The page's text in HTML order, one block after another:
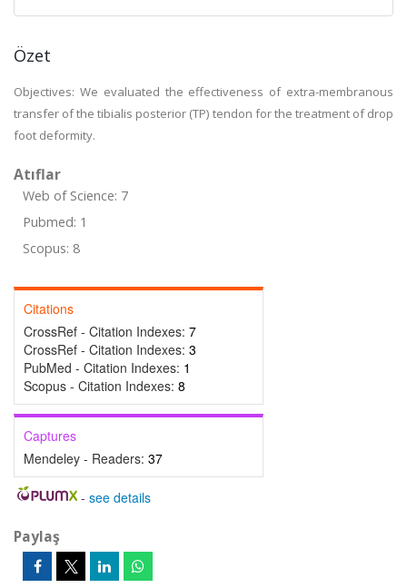
Özet
Objectives: We evaluated the effectiveness of extra-membranous
transfer of the tibialis posterior (TP) tendon for the treatment of drop
foot deformity.
Atıflar
Web of Science: 7
Pubmed: 1
Scopus: 8
Citations
CrossRef - Citation Indexes: 7
CrossRef - Citation Indexes: 3
PubMed - Citation Indexes: 1
Scopus - Citation Indexes: 8
Captures
Mendeley - Readers: 37
- see details
Paylaş